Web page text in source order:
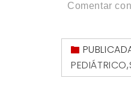
Comentar
PEDIÁTRICO,